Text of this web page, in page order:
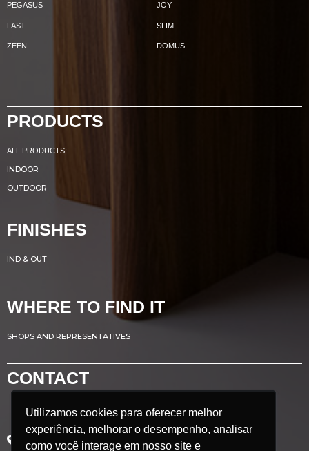
Utilizamos cookies para oferecer melhor
experiência, melhorar o desempenho, analisar
como você interage em nosso site e
Utilizamos cookies para oferecer melhor
experiência, melhorar o desempenho, analisar
como você interage em nosso site e
PEGASUS JOY
FAST SLIM
ZEEN DOMUS
PRODUCTS
ALL PRODUCTS:
INDOOR
OUTDOOR
FINISHES
IND & OUT
WHERE TO FIND IT
SHOPS AND REPRESENTATIVES
CONTACT
Avenida Renato Azeredo, 435
Ribeirão das Neves - MG
Brazil